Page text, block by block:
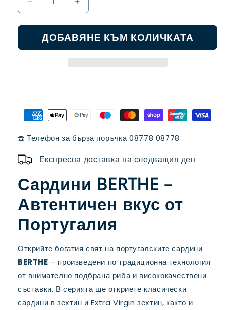
Намаляване
на
количеството
Сардини
Увеличаване
на
количеството
за
Сардини
/
Скумрия
ДОБАВЯНЕ КЪМ КОЛИЧКАТА
☎️ Телефон за бърза поръчка 08778 08778
Експресна доставка на следващия ден
Сардини BERTHE –
Автентичен вкус от
Португалия
Открийте богатия свят на португалските сардини
BERTHE – произведени по традиционна технология
от внимателно подбрана риба и висококачествени
съставки. В серията ще откриете класически
сардини в зехтин и Extra Virgin зехтин, както и